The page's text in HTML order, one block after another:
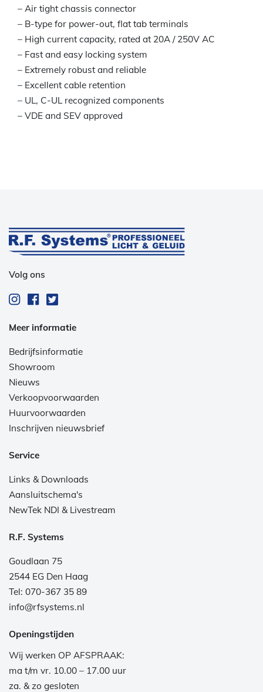
– Air tight chassis connector
– B-type for power-out, flat tab terminals
– High current capacity, rated at 20A / 250V AC
– Fast and easy locking system
– Extremely robust and reliable
– Excellent cable retention
– UL, C-UL recognized components
– VDE and SEV approved
Volg ons
Meer informatie
Bedrijfsinformatie
Showroom
Nieuws
Verkoopvoorwaarden
Huurvoorwaarden
Inschrijven nieuwsbrief
Service
Links & Downloads
Aansluitschema's
NewTek NDI & Livestream
R.F. Systems
Goudlaan 75
2544 EG Den Haag
Tel: 070-367 35 89
info@rfsystems.nl
Openingstijden
Wij werken OP AFSPRAAK:
ma t/m vr. 10.00 – 17.00 uur
za. & zo gesloten